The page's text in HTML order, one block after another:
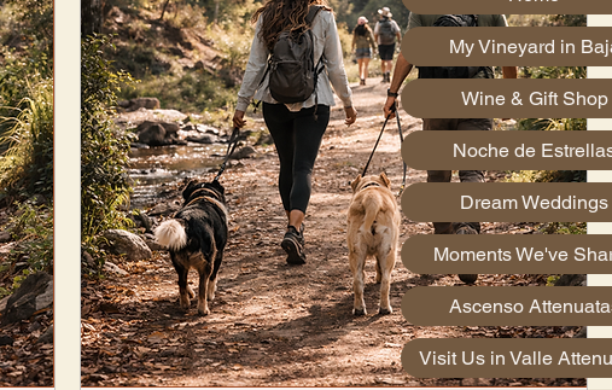
My Vineyard in
Wine & Gift Shop
Noche de
Dream Weddings
Moments We've
Ascenso
Visit Us in Valle